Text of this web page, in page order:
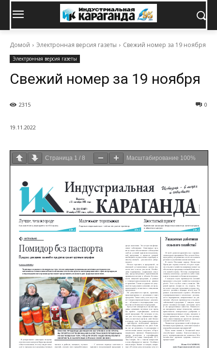
Домой Электронная версия газеты Свежий номер за 19 ноября
Электронная версия газеты
Свежий номер за 19 ноября
0
2315
19.11.2022
Страница 1 / 8 Масштабирование 100%